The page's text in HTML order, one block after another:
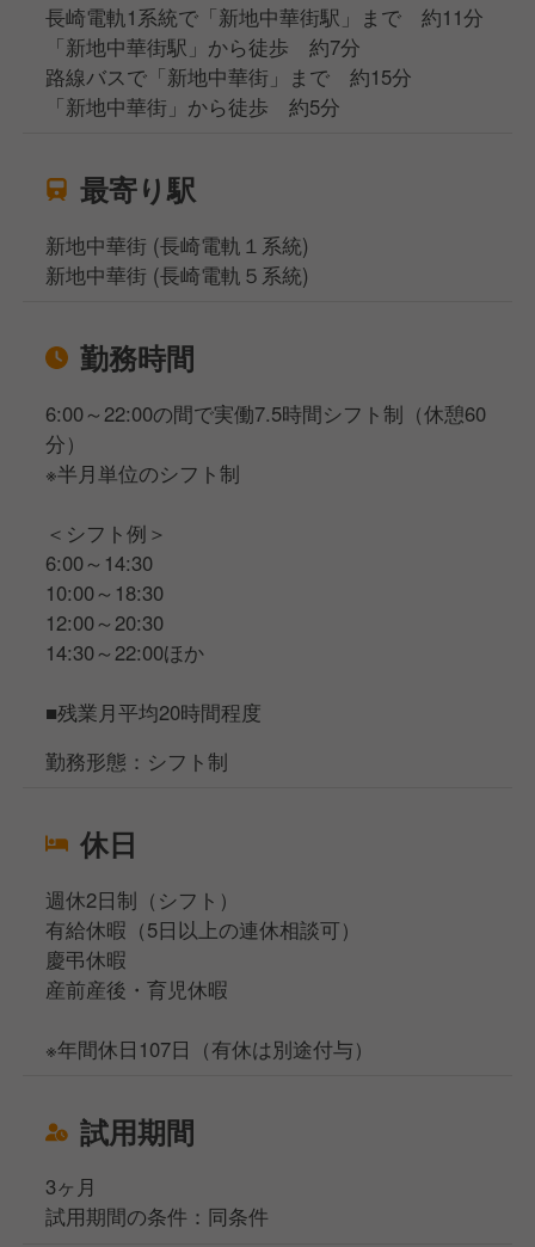
長崎電軌1系統で「新地中華街駅」まで 約11分
「新地中華街駅」から徒歩 約7分
路線バスで「新地中華街」まで 約15分
「新地中華街」から徒歩 約5分
最寄り駅
新地中華街 (長崎電軌１系統)
新地中華街 (長崎電軌５系統)
勤務時間
6:00～22:00の間で実働7.5時間シフト制（休憩60
分）
※半月単位のシフト制
＜シフト例＞
6:00～14:30
10:00～18:30
12:00～20:30
14:30～22:00ほか
■残業月平均20時間程度
勤務形態：シフト制
休日
週休2日制（シフト）
有給休暇（5日以上の連休相談可）
慶弔休暇
産前産後・育児休暇
※年間休日107日（有休は別途付与）
試用期間
3ヶ月
試用期間の条件：同条件